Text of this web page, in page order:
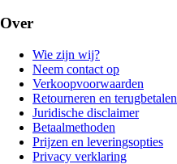
Over
Wie zijn wij?
Neem contact op
Verkoopvoorwaarden
Retourneren en terugbetalen
Juridische disclaimer
Betaalmethoden
Prijzen en leveringsopties
Privacy verklaring